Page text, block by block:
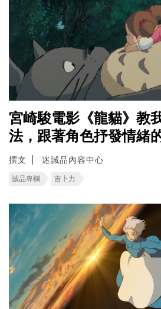
宮崎駿電影《龍貓》教
法，跟著角色抒發情緒
撰文 迷誠品內容中心
誠品專欄 吉卜力